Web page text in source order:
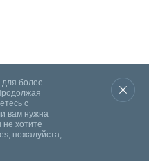
более
с
вам нужна
хотите
пожалуйста,